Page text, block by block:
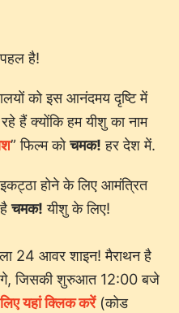
है!
को इस आनंदमय दृष्टि में
हैं क्योंकि हम यीशु का नाम
” फिल्म कोचमक! हर देश में.
होने के लिए आमंत्रित
हैचमक! यीशु के लिए!
24 आवर शाइन! मैराथन है
जिसकी शुरुआत 12:00 बजे
यहां क्लिक करें(कोड